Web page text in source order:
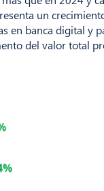
un
en banca digital y
del valor total